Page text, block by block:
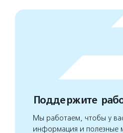
Поддержите
Мы работаем, чтобы у
информация и полезные